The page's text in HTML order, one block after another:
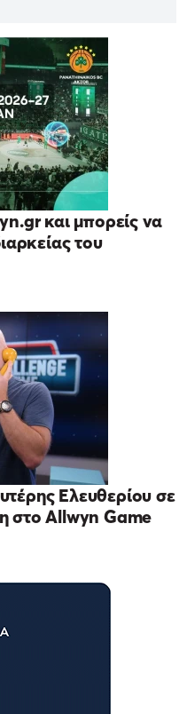
και μπορείς να
του
Ελευθερίου σε
στο Allwyn Game